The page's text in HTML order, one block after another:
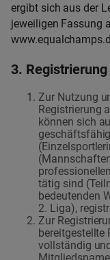
ergibt sich aus der
jeweiligen Fassung
3.
Zur Nutzung
Registrierung
können sich
tätig sind
bedeutenden
2. Liga),
Zur
bereitgestellte
vollständig